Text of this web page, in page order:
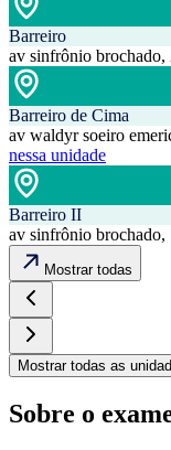
Barreiro
av sinfrônio
Barreiro de Cima
av waldyr soeiro
nessa unidade
Barreiro II
av sinfrônio
Mostrar todas
Mostrar todas as
Sobre o